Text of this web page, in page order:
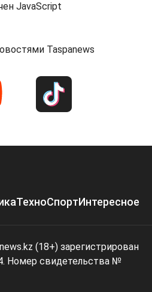
JavaScript
Taspanews
ТехноСпортИнтересное
(18+) зарегистрирован
Номер свидетельства №